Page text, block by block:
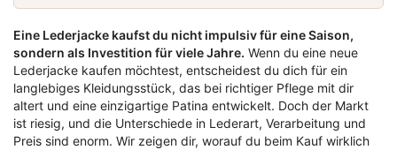
Eine Lederjacke kaufst du nicht impulsiv für eine Saison,
sondern als Investition für viele Jahre. Wenn du eine neue
Lederjacke kaufen möchtest, entscheidest du dich für ein
langlebiges Kleidungsstück, das bei richtiger Pflege mit dir
altert und eine einzigartige Patina entwickelt. Doch der Markt
ist riesig, und die Unterschiede in Lederart, Verarbeitung und
Preis sind enorm. Wir zeigen dir, worauf du beim Kauf wirklich